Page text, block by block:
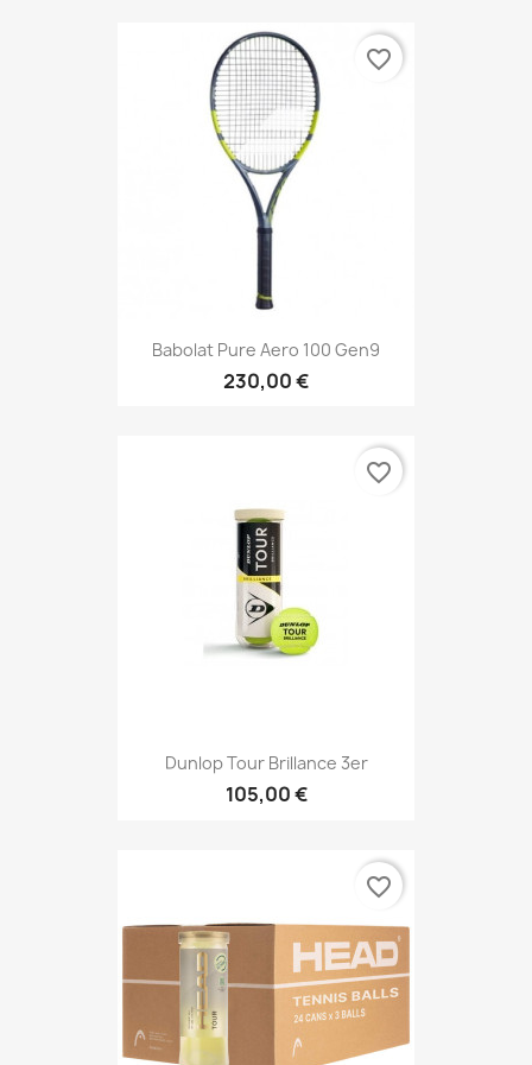
Babolat Pure Aero 100 Gen9
230,00 €
favorite_border
Dunlop Tour Brillance 3er
105,00 €
favorite_border
favorite_border